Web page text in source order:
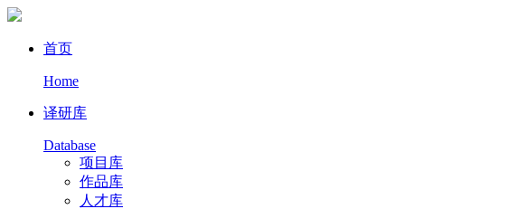
首页
Home
译研库
Database
项目库
作品库
人才库